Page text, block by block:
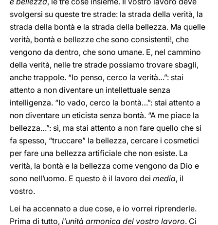
svolgersi su queste tre strade: la strada della verità, la
strada della bontà e la strada della bellezza. Ma quelle
verità, bontà e bellezze che sono consistenti!, che
vengono da dentro, che sono umane. E, nel cammino
della verità, nelle tre strade possiamo trovare sbagli,
anche trappole. “Io penso, cerco la verità…”: stai
attento a non diventare un intellettuale senza
intelligenza. “Io vado, cerco la bontà…”: stai attento a
non diventare un eticista senza bontà. “A me piace la
bellezza…”: sì, ma stai attento a non fare quello che si
fa spesso, “truccare” la bellezza, cercare i cosmetici
per fare una bellezza artificiale che non esiste. La
verità, la bontà e la bellezza come vengono da Dio e
sono nell’uomo. E questo è il lavoro dei media, il
vostro.
Lei ha accennato a due cose, e io vorrei riprenderle.
Prima di tutto, l’unità armonica del vostro lavoro. Ci